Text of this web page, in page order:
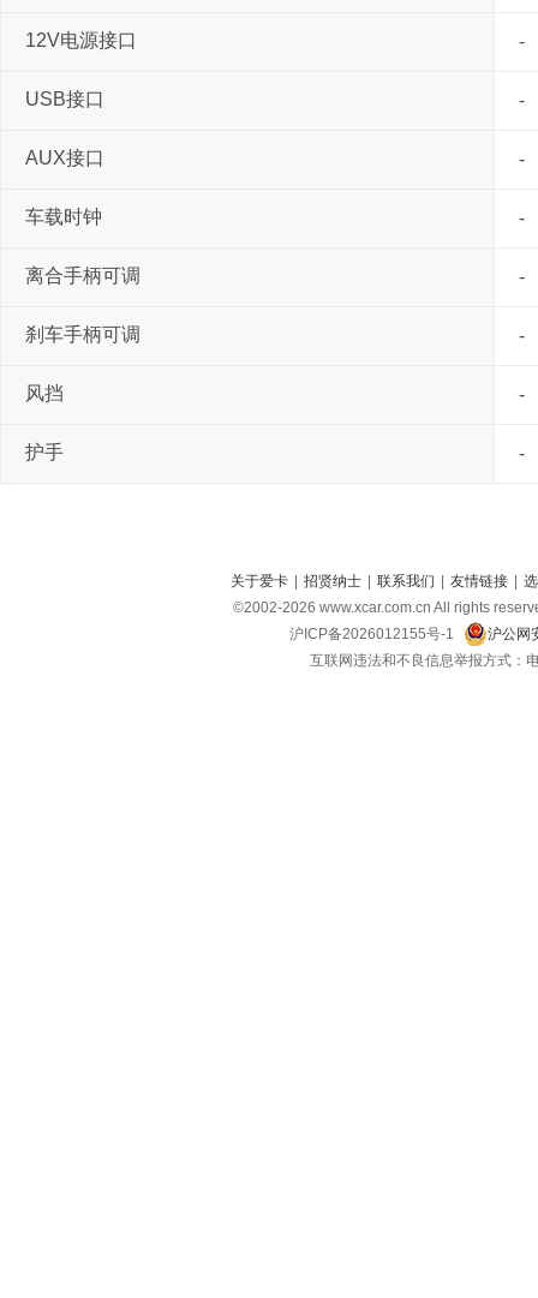
12V电源接口 -
USB接口 -
AUX接口 -
车载时钟 -
离合手柄可调 -
刹车手柄可调 -
风挡 -
护手 -
关于爱卡 招贤纳士 联系我们 友情链接
©2002-2026 www.xcar.com.cn All rights
沪ICP备2026012155号-1
沪公网
互联网违法和不良信息举报方式：